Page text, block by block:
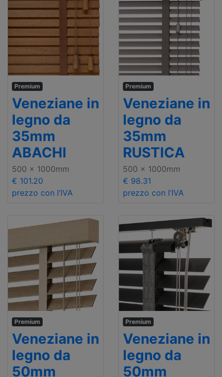
Premium
Veneziane in
legno da
35mm
ABACHI
500 x 1000mm
€ 101.20
prezzo con l’IVA
Premium
Veneziane in
legno da
35mm
RUSTICA
500 x 1000mm
€ 98.31
prezzo con l’IVA
Premium
Veneziane in
legno da
50mm
Premium
Veneziane in
legno da
50mm